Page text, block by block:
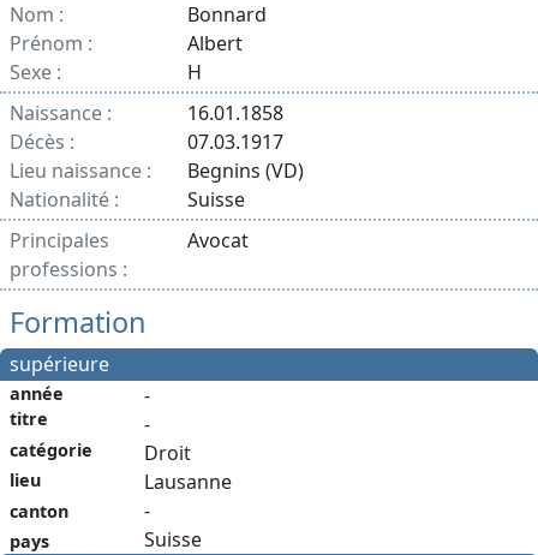
Nom :
Bonnard
Prénom :
Albert
Sexe :
H
Naissance :
16.01.1858
Décès :
07.03.1917
Lieu naissance :
Begnins (VD)
Nationalité :
Suisse
Principales
professions :
Avocat
Formation
supérieure
année
titre
catégorie
lieu
canton
pays
-
-
Droit
Lausanne
-
Suisse